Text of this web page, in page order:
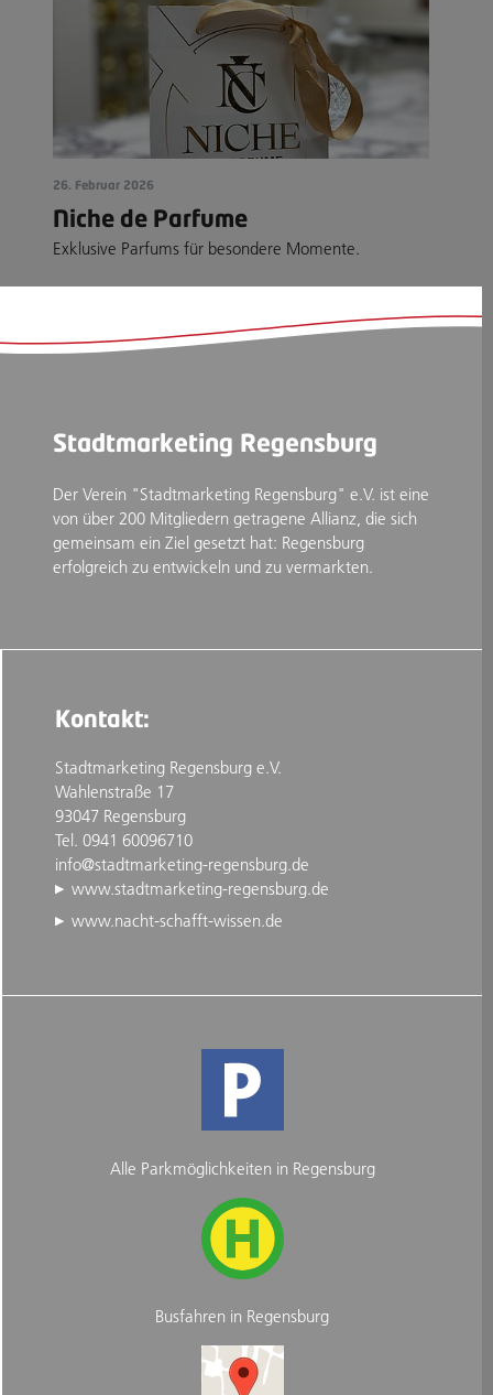
26. Februar 2026
Niche de Parfume
Exklusive Parfums für besondere Momente.
Stadtmarketing Regensburg
Der Verein "Stadtmarketing Regensburg" e.V. ist eine
von über 200 Mitgliedern getragene Allianz, die sich
gemeinsam ein Ziel gesetzt hat: Regensburg
erfolgreich zu entwickeln und zu vermarkten.
Kontakt:
Stadtmarketing Regensburg e.V.
Wahlenstraße 17
93047 Regensburg
Tel. 0941 60096710
info@stadtmarketing-regensburg.de
www.stadtmarketing-regensburg.de
www.nacht-schafft-wissen.de
Alle Parkmöglichkeiten in Regensburg
Busfahren in Regensburg